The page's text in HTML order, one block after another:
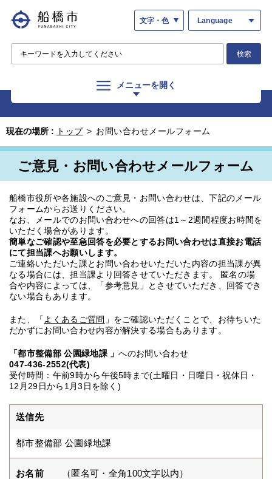
文字・色 Language
検索
メニューを開く
現在の場所 : トップ > お問い合わせメールフォーム
ご意見・お問い合わせメールフォーム
船橋市役所や各施設へのご意見・お問い合わせは、下記のメール
フォームからお送りください。
なお、メールでのお問い合わせへの回答は1～2週間程度お時間を
いただく場合があります。
簡単なご確認や至急回答を必要とするお問い合わせは直接お電話
にて担当課へお願いします。
ご連絡いただいた課とお問い合わせいただいた内容の担当課が異
なる場合には、担当課より回答させていただきます。 匿名の場
合や内容によっては、「参考意見」とさせていただき、回答でき
ない場合もあります。
また、「 よくあるご質問 」をご確認いただくことで、お待ちいた
だかずにお問い合わせ内容が解決する場合もあります。
「都市整備部 公園緑地課 」へのお問い合わせ
047-436-2552(代表)
受付時間：午前9時から午後5時まで(土曜日・日曜日・祝休日・
12月29日から1月3日を除く)
送信先
都市整備部 公園緑地課
お名前 （匿名可・全角100文字以内）